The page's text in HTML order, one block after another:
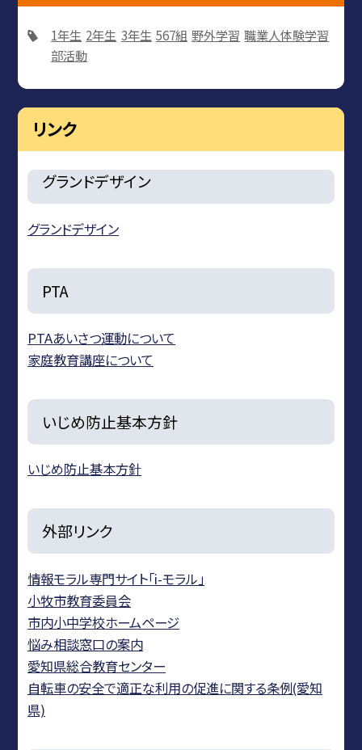
1年生 2年生 3年生 567組 野外学習 職業人体験学習
部活動
リンク
グランドデザイン
グランドデザイン
PTA
PTAあいさつ運動について
家庭教育講座について
いじめ防止基本方針
いじめ防止基本方針
外部リンク
情報モラル専門サイト「i-モラル」
小牧市教育委員会
市内小中学校ホームページ
悩み相談窓口の案内
愛知県総合教育センター
自転車の安全で適正な利用の促進に関する条例(愛知
県)